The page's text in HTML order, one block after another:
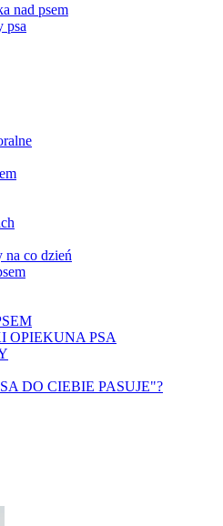
nad psem
psa
na co dzień
OPIEKUNA PSA
DO CIEBIE PASUJE"?